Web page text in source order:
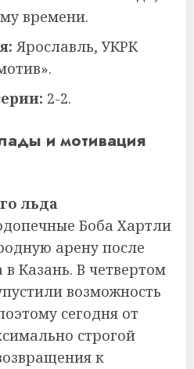
времени.
Ярославль, УКРК
2-2.
и мотивация
льда
Боба Хартли
арену после
Казань. В четвертом
возможность
сегодня от
строгой
к